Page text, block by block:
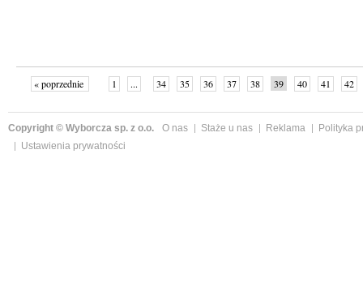
« poprzednie 1 ... 34 35 36 37 38 39 40 41
42
Copyright © Wyborcza sp. z o.o. O nas Staże u nas Reklama
Polityka
Ustawienia prywatności